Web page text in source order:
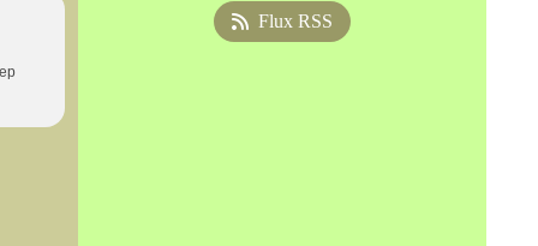
Flux RSS